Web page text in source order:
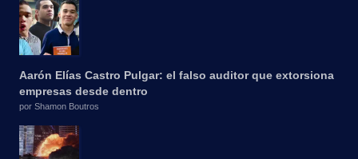
Aarón Elías Castro Pulgar: el falso auditor que extorsiona
empresas desde dentro
por Shamon Boutros